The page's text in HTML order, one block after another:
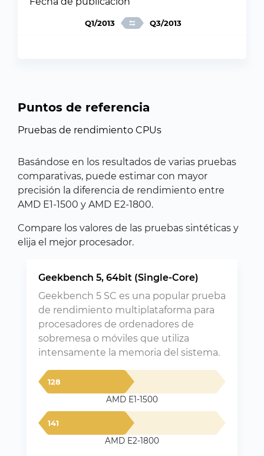
Q1/2013 Q3/2013
Puntos de referencia
Pruebas de rendimiento CPUs
Basándose en los resultados de varias pruebas
comparativas, puede estimar con mayor
precisión la diferencia de rendimiento entre
AMD E1-1500 y AMD E2-1800.
Compare los valores de las pruebas sintéticas y
elija el mejor procesador.
Geekbench 5, 64bit (Single-Core)
Geekbench 5 SC es una popular prueba
de rendimiento multiplataforma para
procesadores de ordenadores de
sobremesa o móviles que utiliza
intensamente la memoria del sistema.
128
AMD E1-1500
141
AMD E2-1800